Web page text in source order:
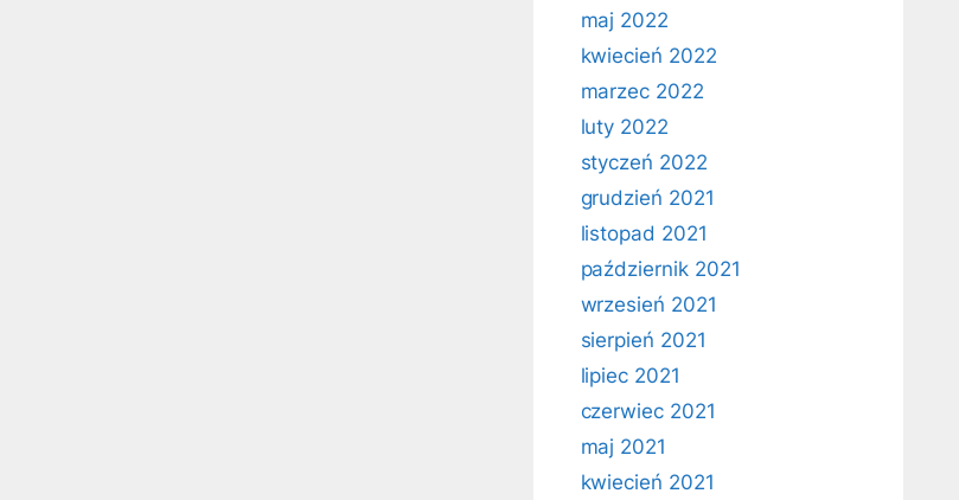
maj 2022
kwiecień 2022
marzec 2022
luty 2022
styczeń 2022
grudzień 2021
listopad 2021
październik 2021
wrzesień 2021
sierpień 2021
lipiec 2021
czerwiec 2021
maj 2021
kwiecień 2021